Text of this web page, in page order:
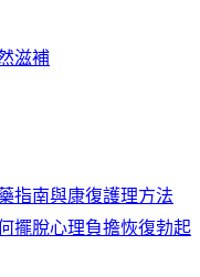
滋補
指南與康復護理方法
擺脫心理負擔恢復勃起